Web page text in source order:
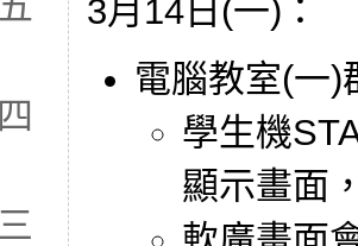
3月14日(一)：
電腦教室(一)
學生機
顯示畫面